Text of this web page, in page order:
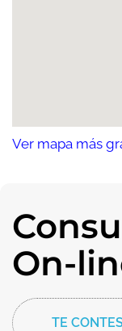
Ver mapa más
On-
TE